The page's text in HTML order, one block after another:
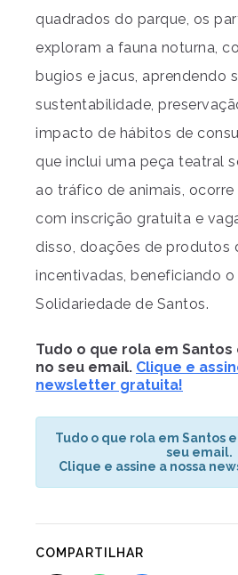
quadrados do parque, os
exploram a fauna noturna,
bugios e jacus, aprendendo
sustentabilidade,
impacto de hábitos de
que inclui uma peça teatral
ao tráfico de animais,
com inscrição gratuita e
disso, doações de produtos
incentivadas, beneficiando
Solidariedade de Santos.
Tudo o que rola em
no seu email. Clique e
newsletter gratuita!
Tudo o que rola em Santos
seu email.
Clique e assine a nossa
COMPARTILHAR